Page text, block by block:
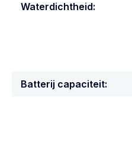
Waterdichtheid:
Batterij capaciteit: